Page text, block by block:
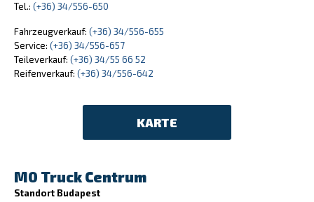
Tel.: (+36) 34/556-650
Fahrzeugverkauf: (+36) 34/556-655
Service: (+36) 34/556-657
Teileverkauf: (+36) 34/55 66 52
Reifenverkauf: (+36) 34/556-642
KARTE
M0 Truck Centrum
Standort Budapest